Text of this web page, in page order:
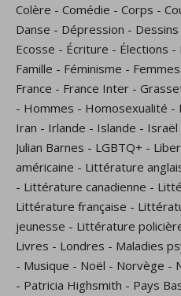
Colère - Comédie - Corps -
Danse - Dépression - Dessins
Ecosse - Écriture - Élections -
Famille - Féminisme - Femmes
France - France Inter -
- Hommes - Homosexualité -
Iran - Irlande - Islande - Israël
Julian Barnes - LGBTQ+ -
américaine - Littérature
- Littérature canadienne -
Littérature française -
jeunesse - Littérature
Livres - Londres - Maladies
- Musique - Noël - Norvège -
- Patricia Highsmith - Pays